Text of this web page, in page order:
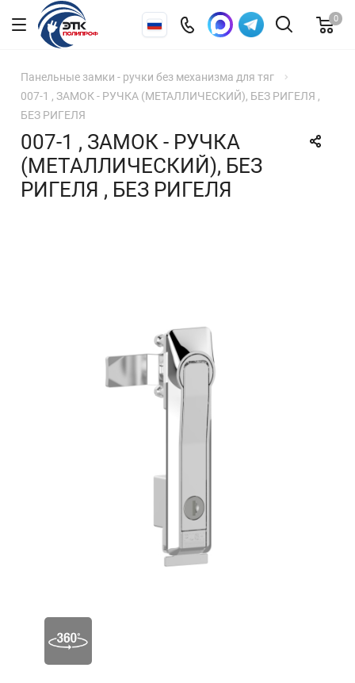
0
Панельные замки - ручки без механизма для тяг
007-1 , ЗАМОК - РУЧКА (МЕТАЛЛИЧЕСКИЙ), БЕЗ РИГЕЛЯ ,
БЕЗ РИГЕЛЯ
007-1 , ЗАМОК - РУЧКА
(МЕТАЛЛИЧЕСКИЙ), БЕЗ
РИГЕЛЯ , БЕЗ РИГЕЛЯ